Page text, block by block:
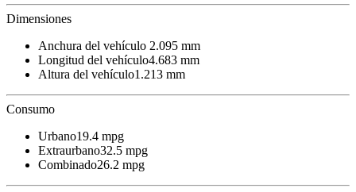
Dimensiones
Anchura del vehículo 2.095 mm
Longitud del vehículo4.683 mm
Altura del vehículo1.213 mm
Consumo
Urbano19.4 mpg
Extraurbano32.5 mpg
Combinado26.2 mpg